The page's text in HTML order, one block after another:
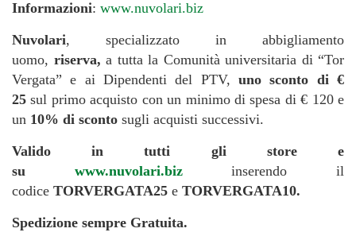
Informazioni: www.nuvolari.biz
Nuvolari, specializzato in abbigliamento
uomo, riserva, a tutta la Comunità universitaria di “Tor
Vergata” e ai Dipendenti del PTV, uno sconto di €
25 sul primo acquisto con un minimo di spesa di € 120 e
un 10% di sconto sugli acquisti successivi.
Valido in tutti gli store e
su www.nuvolari.biz
inserendo il
codice TORVERGATA25 e TORVERGATA10.
Spedizione sempre Gratuita.